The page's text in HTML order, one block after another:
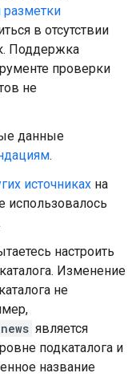
разметки
в отсутствии
Поддержка
проверки
не
данные
.
источниках на
использовалось
настроить
Изменение
не
является
подкаталога и
название